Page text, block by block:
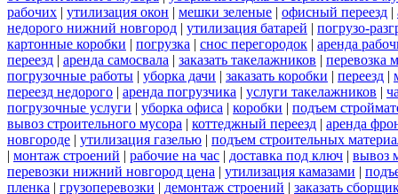
рабочих | утилизация окон | мешки зеленые | офисный переезд |
недорого нижний новгород | утилизация батарей | погрузо-
картонные коробки | погрузка | снос перегородок | аренда
переезд | аренда самосвала | заказать такелажников | перевозка
погрузочные работы | уборка дачи | заказать коробки | переезд |
переезд недорого | аренда погрузчика | услуги такелажников |
погрузочные услуги | уборка офиса | коробки | подъем
вывоз строительного мусора | коттеджный переезд | аренда
новгороде | утилизация газелью | подъем строительных
| монтаж строений | рабочие на час | доставка под ключ | вывоз
перевозки нижний новгород цена | утилизация камазами |
пленка | грузоперевозки | демонтаж строений | заказать